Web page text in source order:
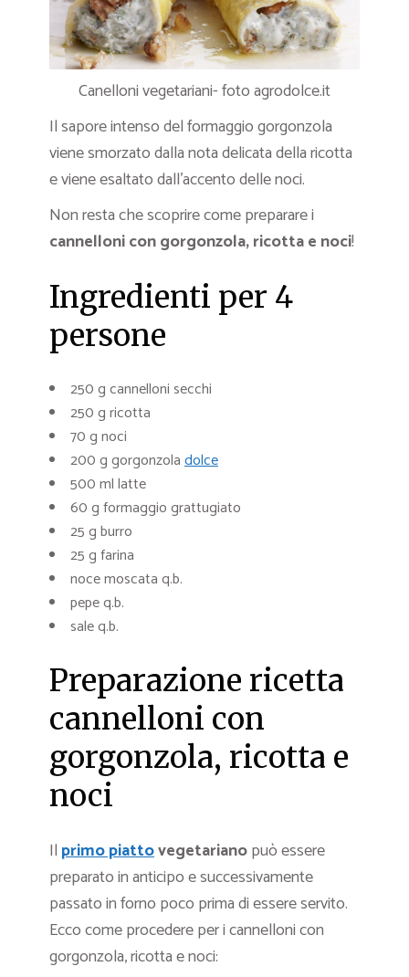
Canelloni vegetariani- foto agrodolce.it
Il sapore intenso del formaggio gorgonzola
viene smorzato dalla nota delicata della ricotta
e viene esaltato dall’accento delle noci.
Non resta che scoprire come preparare i
cannelloni con gorgonzola, ricotta e noci!
Ingredienti per 4
persone
250 g cannelloni secchi
250 g ricotta
70 g noci
200 g gorgonzoladolce
500 ml latte
60 g formaggio grattugiato
25 g burro
25 g farina
noce moscata q.b.
pepe q.b.
sale q.b.
Preparazione ricetta
cannelloni con
gorgonzola, ricotta e
noci
Il primo piattovegetarianopuò essere
preparato in anticipo e successivamente
passato in forno poco prima di essere servito.
Ecco come procedere per i cannelloni con
gorgonzola, ricotta e noci: